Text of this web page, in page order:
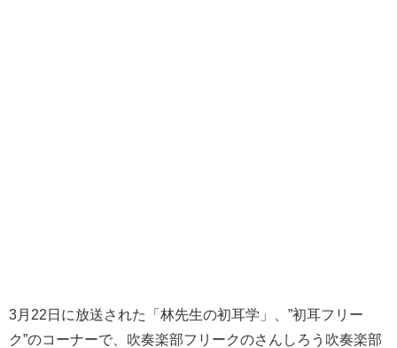
3月22日に放送された「林先生の初耳学」、”初耳フリー
ク”のコーナーで、吹奏楽部フリークのさんしろう吹奏楽部